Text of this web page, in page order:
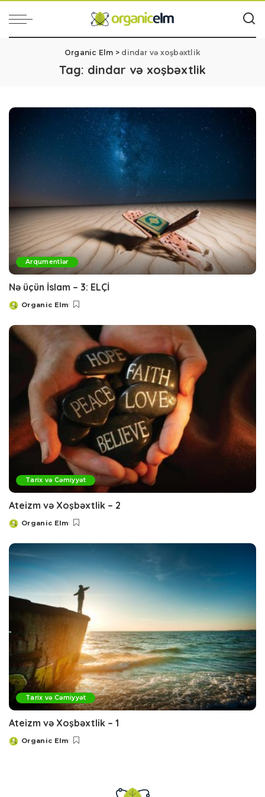
Organic Elm > dindar və xoşbəxtlik
Tag: dindar və xoşbəxtlik
Arqumentlər
Nə üçün İslam – 3: ELÇİ
Posted
Organic Elm
Tarix və Cəmiyyət
Ateizm və Xoşbəxtlik – 2
Posted
Organic Elm
Tarix və Cəmiyyət
Ateizm və Xoşbəxtlik – 1
Posted
Organic Elm